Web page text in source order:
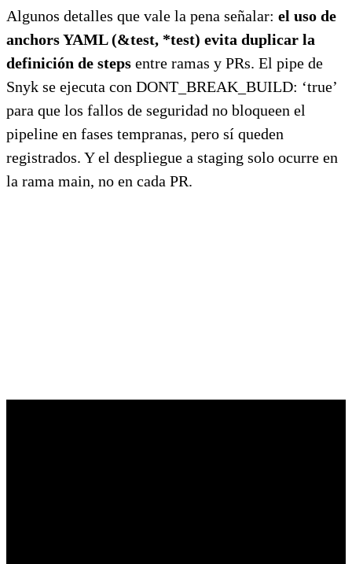
Algunos detalles que vale la pena señalar: el uso de
anchors YAML (&test, *test) evita duplicar la
definición de steps entre ramas y PRs. El pipe de
Snyk se ejecuta con DONT_BREAK_BUILD: ‘true’
para que los fallos de seguridad no bloqueen el
pipeline en fases tempranas, pero sí queden
registrados. Y el despliegue a staging solo ocurre en
la rama main, no en cada PR.